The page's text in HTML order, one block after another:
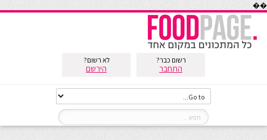
��
רשום כבר?
התחבר
לא רשום?
הירשם